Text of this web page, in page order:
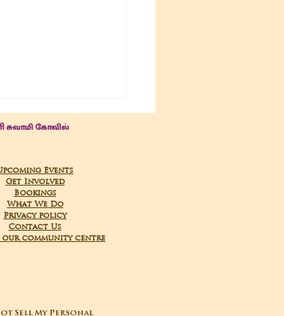
கோவில்
Events
Get Involved
Bookings
What We Do
Privacy policy
Contact Us
our community centre
Sell My Personal